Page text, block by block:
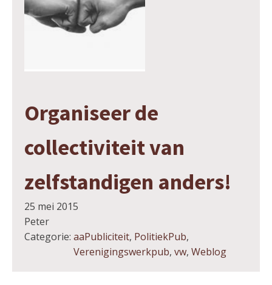
Organiseer de
collectiviteit van
zelfstandigen anders!
25 mei 2015
Peter
Categorie: aaPubliciteit, PolitiekPub,
Verenigingswerkpub, vw, Weblog